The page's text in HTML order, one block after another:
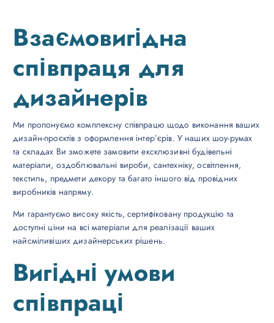
Взаємовигідна
співпраця для
дизайнерів
Ми пропонуємо комплексну співпрацю щодо виконання ваших
дизайн-проєктів з оформлення інтер’єрів. У наших шоу-румах
та складах Ви зможете замовити ексклюзивні будівельні
матеріали, оздоблювальні вироби, сантехніку, освітлення,
текстиль, предмети декору та багато іншого від провідних
виробників напряму.
Ми гарантуємо високу якість, сертифіковану продукцію та
доступні ціни на всі матеріали для реалізації ваших
найсміливіших дизайнерських рішень.
Вигідні умови
співпраці